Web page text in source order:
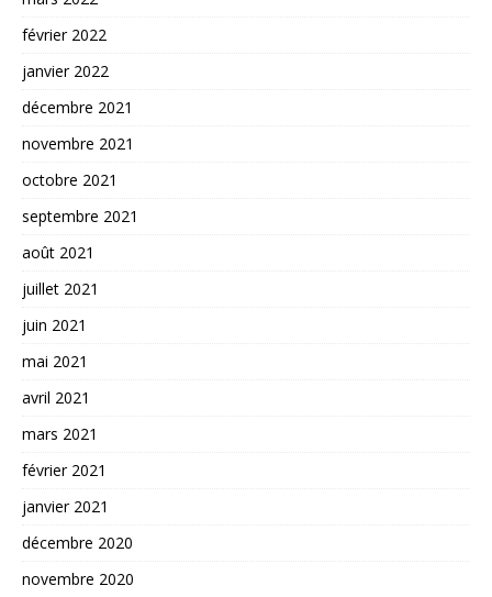
février 2022
janvier 2022
décembre 2021
novembre 2021
octobre 2021
septembre 2021
août 2021
juillet 2021
juin 2021
mai 2021
avril 2021
mars 2021
février 2021
janvier 2021
décembre 2020
novembre 2020